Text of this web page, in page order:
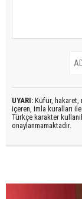
UYARI: Küfür, hakaret,
içeren, imla kuralları ile
Türkçe karakter
onaylanmamaktadır.